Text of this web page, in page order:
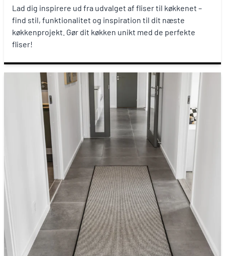
Lad dig inspirere ud fra udvalget af fliser til køkkenet –
find stil, funktionalitet og inspiration til dit næste
køkkenprojekt. Gør dit køkken unikt med de perfekte
fliser!